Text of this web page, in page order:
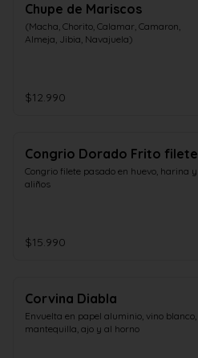
Chupe de Mariscos
(Macha, Chorito, Calamar, Camaron,
Almeja, Jibia, Navajuela)
$12.990
Congrio Dorado Frito filete
Congrio filete pasado en huevo, harina y
aliños
$15.990
Corvina Diabla
Envuelta en papel aluminio, vino blanco,
mantequilla, ajo y al horno